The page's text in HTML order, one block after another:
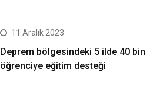
11 Aralık 2023
Deprem bölgesindeki 5 ilde 40 bin
öğrenciye eğitim desteği